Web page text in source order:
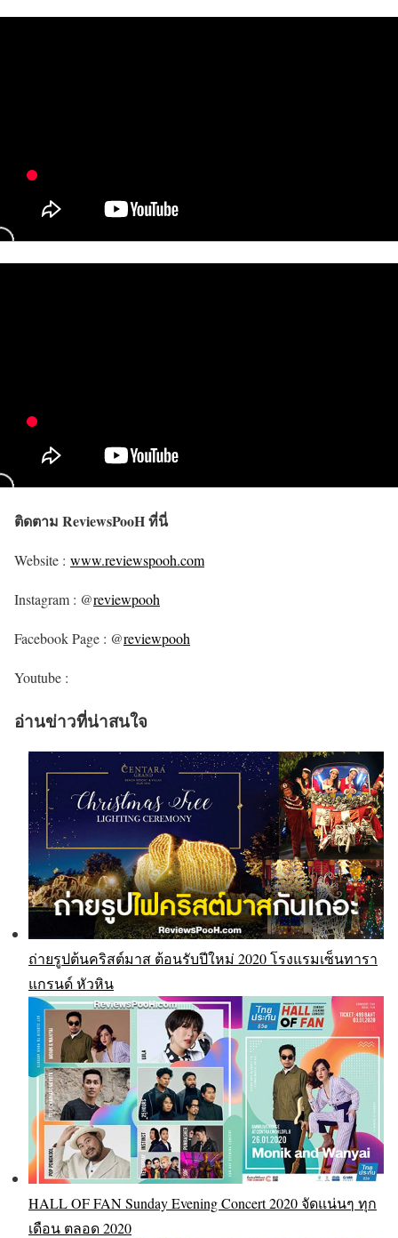
ติดตาม ReviewsPooH ที่นี่
Website : www.reviewspooh.com
Instagram : @reviewpooh
Facebook Page : @reviewpooh
Youtube :
อ่านข่าวที่น่าสนใจ
ถ่ายรูปต้นคริสต์มาส ต้อนรับปีใหม่ 2020 โรงแรมเซ็นทารา
แกรนด์ หัวหิน
HALL OF FAN Sunday Evening Concert 2020 จัดแน่นๆ ทุก
เดือน ตลอด 2020